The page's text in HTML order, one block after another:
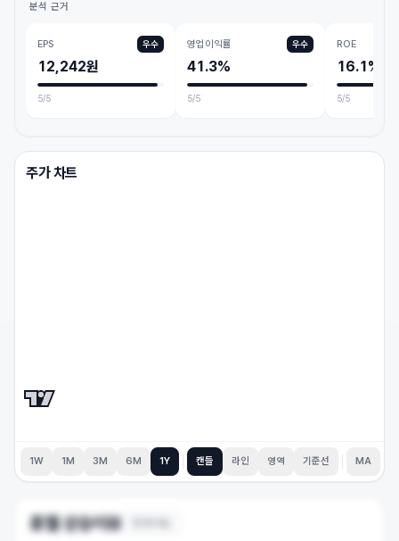
분석 근거
EPS 우수
12,242원
5/5
영업이익률 우수
41.3%
5/5
ROE
16.1%
5/5
주가 차트
1W 1M 3M 6M 1Y 캔들 라인 영역 기준선 MA
휴젤상승이유